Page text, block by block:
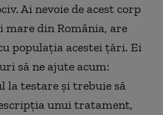
Ai nevoie de acest corp
mare din România, are
populația acestei țări. Ei
să ne ajute acum:
la testare și trebuie să
unui tratament,